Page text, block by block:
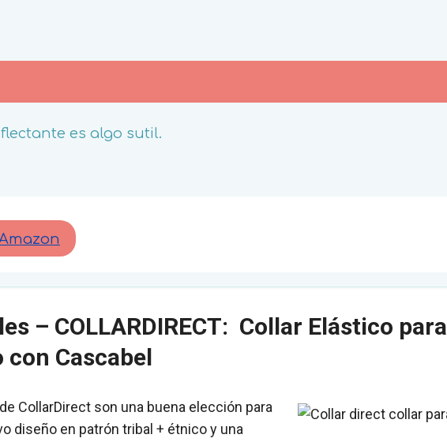
es algo sutil.
– COLLARDIRECT: Collar Elástico para
con Cascabel
CollarDirect son una buena elección para
diseño en patrón tribal + étnico y una